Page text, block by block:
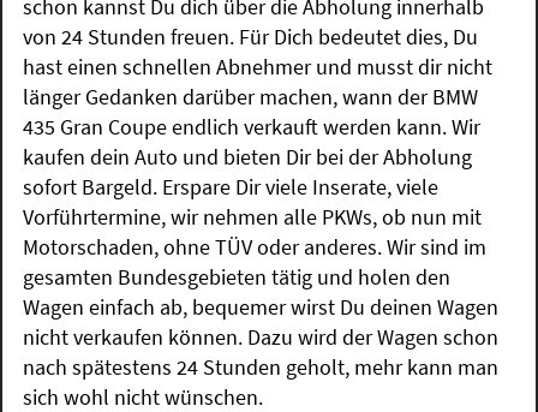
schon kannst Du dich über die Abholung innerhalb
von 24 Stunden freuen. Für Dich bedeutet dies, Du
hast einen schnellen Abnehmer und musst dir nicht
länger Gedanken darüber machen, wann der BMW
435 Gran Coupe endlich verkauft werden kann. Wir
kaufen dein Auto und bieten Dir bei der Abholung
sofort Bargeld. Erspare Dir viele Inserate, viele
Vorführtermine, wir nehmen alle PKWs, ob nun mit
Motorschaden, ohne TÜV oder anderes. Wir sind im
gesamten Bundesgebieten tätig und holen den
Wagen einfach ab, bequemer wirst Du deinen Wagen
nicht verkaufen können. Dazu wird der Wagen schon
nach spätestens 24 Stunden geholt, mehr kann man
sich wohl nicht wünschen.